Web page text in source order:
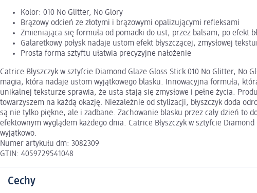
Kolor: 010 No Glitter, No Glory
Brązowy odcień ze złotymi i brązowymi opalizującymi refleksami
Zmieniająca się formuła od pomadki do ust, przez balsam, po efekt
Galaretkowy połysk nadaje ustom efekt błyszczącej, zmysłowej
Prosta forma sztyftu ułatwia precyzyjne nałożenie
Catrice Błyszczyk w sztyfcie Diamond Glaze Gloss Stick 010 No Glitter,
magia, która nadaje ustom wyjątkowego blasku. Innowacyjna formuła,
unikalnej teksturze sprawia, że usta stają się zmysłowe i pełne życia.
towarzyszem na każdą okazję. Niezależnie od stylizacji, błyszczyk doda
są nie tylko piękne, ale i zadbane. Zachowanie blasku przez cały dzień to
efektownym wyglądem każdego dnia. Catrice Błyszczyk w sztyfcie
wyjątkowo.
Numer artykułu dm: 3082309
GTIN: 4059729541048
Cechy